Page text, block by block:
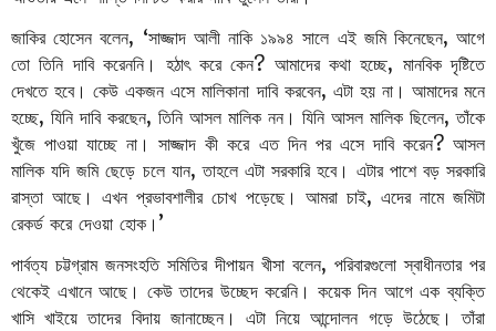
জাকির হোসেন বলেন, ‘সাজ্জাদ আলী নাকি ১৯৯৪ সালে এই জমি কিনেছেন,আগে
তো তিনি দাবি করেননি। হঠাৎ করে কেন? আমাদের কথা হচ্ছে, মানবিক দৃষ্টিতে
দেখতে হবে। কেউ একজন এসে মালিকানা দাবি করবেন, এটা হয় না। আমাদের মনে
হচ্ছে, যিনি দাবি করছেন, তিনি আসল মালিক নন। যিনি আসল মালিক ছিলেন,তাঁকে
খুঁজে পাওয়া যাচ্ছে না। সাজ্জাদ কী করে এত দিন পর এসে দাবি করেন?আসল
মালিক যদি জমি ছেড়ে চলে যান,তাহলে এটা সরকারি হবে। এটার পাশে বড় সরকারি
রাস্তা আছে। এখন প্রভাবশালীর চোখ পড়েছে। আমরা চাই, এদের নামে জমিটা
রেকর্ড করে দেওয়া হোক। ’
পার্বত্য চট্টগ্রাম জনসংহতি সমিতির দীপায়ন খীসা বলেন, পরিবারগুলো স্বাধীনতার পর
থেকেই এখানে আছে। কেউ তাদের উচ্ছেদ করেনি। কয়েক দিন আগে এক ব্যক্তি
খাসি খাইয়ে তাদের বিদায় জানাচ্ছেন। এটা নিয়ে আন্দোলন গড়ে উঠেছে।
তাঁরা